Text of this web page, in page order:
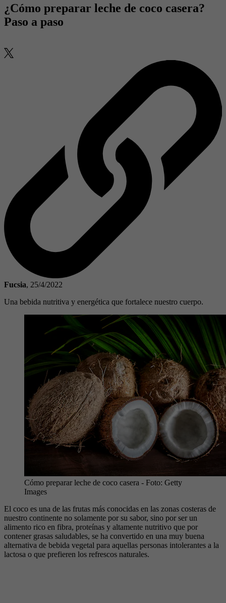
¿Cómo preparar leche de coco casera?
Paso a paso
Fucsia, 25/4/2022
Una bebida nutritiva y energética que fortalece nuestro cuerpo.
Cómo preparar leche de coco casera - Foto: Getty
Images
El coco es una de las frutas más conocidas en las zonas costeras de
nuestro continente no solamente por su sabor, sino por ser un
alimento rico en fibra, proteínas y altamente nutritivo que por
contener grasas saludables, se ha convertido en una muy buena
alternativa de bebida vegetal para aquellas personas intolerantes a la
lactosa o que prefieren los refrescos naturales.